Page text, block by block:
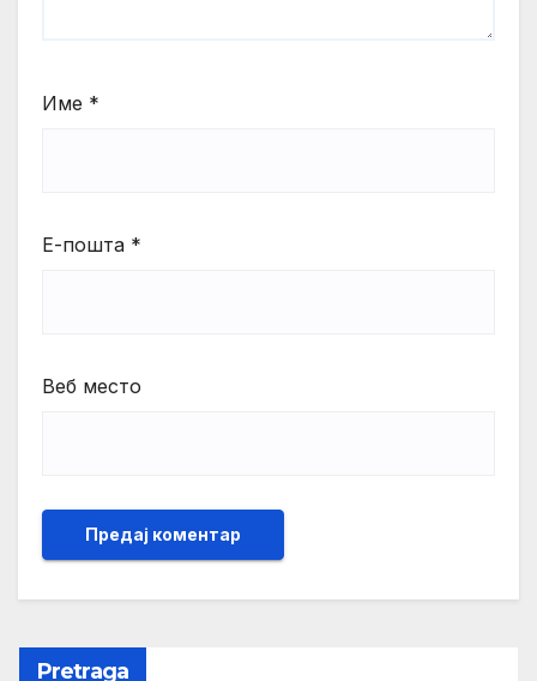
Име *
Е-пошта *
Веб место
Pretraga